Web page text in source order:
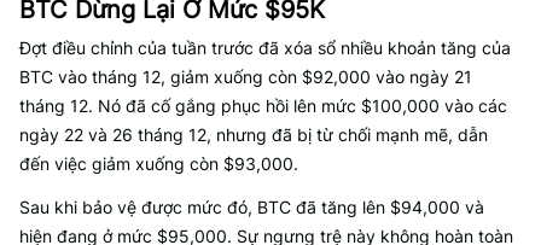
BTC Dừng Lại Ở Mức $95K
Đợt điều chỉnh của tuần trước đã xóa sổ nhiều khoản tăng của
BTC vào tháng 12, giảm xuống còn $92,000 vào ngày 21
tháng 12. Nó đã cố gắng phục hồi lên mức $100,000 vào các
ngày 22 và 26 tháng 12, nhưng đã bị từ chối mạnh mẽ, dẫn
đến việc giảm xuống còn $93,000.
Sau khi bảo vệ được mức đó, BTC đã tăng lên $94,000 và
hiện đang ở mức $95,000. Sự ngưng trệ này không hoàn toàn